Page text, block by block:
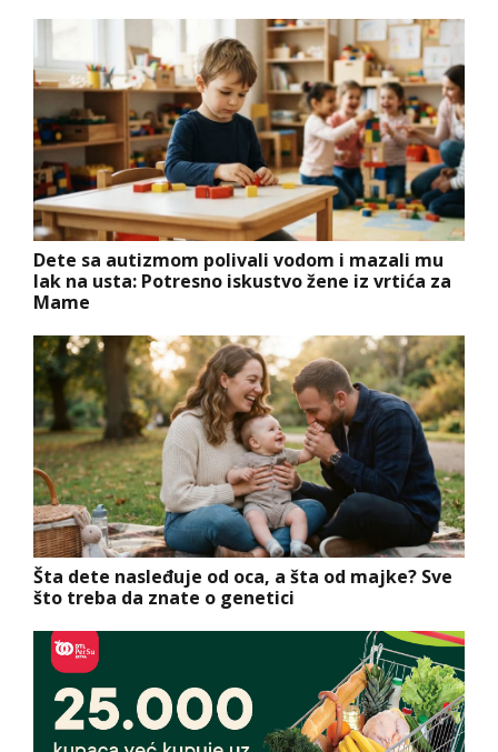
Dete sa autizmom polivali vodom i mazali mu
lak na usta: Potresno iskustvo žene iz vrtića za
Mame
Šta dete nasleđuje od oca, a šta od majke? Sve
što treba da znate o genetici